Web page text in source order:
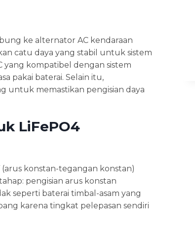
ke alternator AC kendaraan
catu daya yang stabil untuk sistem
yang kompatibel dengan sistem
pakai baterai. Selain itu,
untuk memastikan pengisian daya
LiFePO4
konstan-tegangan konstan)
pengisian arus konstan
seperti baterai timbal-asam yang
karena tingkat pelepasan sendiri